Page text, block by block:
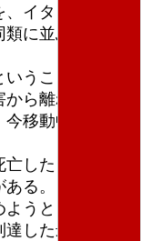
イタリアのジ
に並ぶ線に引
うことだ。し
ら離れたい思
移動中の者た
したような、
る。
うとしている
した最初の安